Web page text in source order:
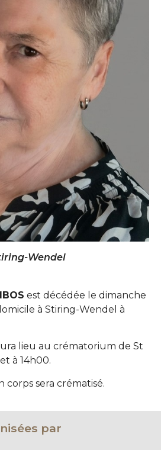
Wendel
est décédée le dimanche
à Stiring-Wendel à
lieu au crématorium de St
à 14h00.
corps sera crématisé.
par